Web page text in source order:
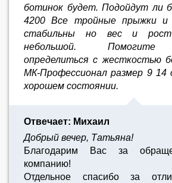
ботинок будет. Подойдут ли
4200 Все тройные прыжки и
стабильны но вес и рост
небольшой. Помогите
определиться с жесткостью
МК-Профессионал размер 9 14
хорошем состоянии.
Отвечает: Михаил
Добрый вечер, Татьяна!
Благодарим Вас за
компанию!
Отдельное спасибо за